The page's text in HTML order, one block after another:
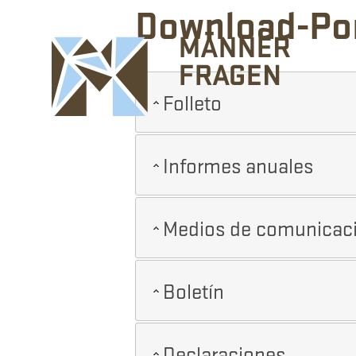
Download-
Folleto
Informes anuales
Medios de
Boletín